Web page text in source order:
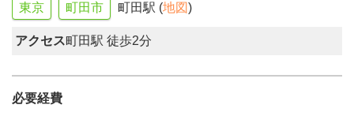
東京 町田市 町田駅 (地図)
アクセス町田駅 徒歩2分
必要経費